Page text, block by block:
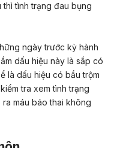
tình trạng đau bụng
ngày trước kỳ hành
dấu hiệu này là sắp có
là dấu hiệu có bầu trộm
tra xem tình trạng
máu báo thai không